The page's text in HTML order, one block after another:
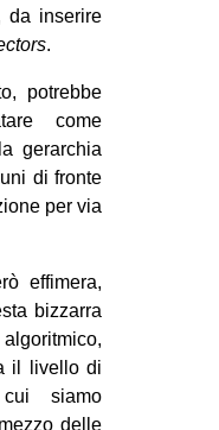
da inserire
.
potrebbe
come
gerarchia
di fronte
per via
effimera,
bizzarra
il livello di
cui siamo
delle